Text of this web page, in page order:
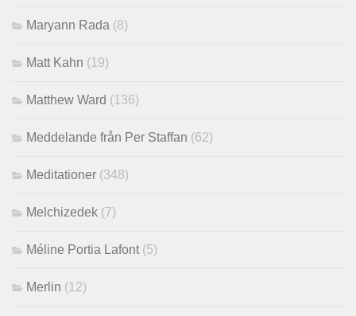
Maryann Rada (8)
Matt Kahn (19)
Matthew Ward (136)
Meddelande från Per Staffan (62)
Meditationer (348)
Melchizedek (7)
Méline Portia Lafont (5)
Merlin (12)